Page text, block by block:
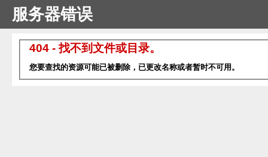
服务器错误
404 - 找不到文件或目录。
您要查找的资源可能已被删除，已更改名称或者暂时不可用。